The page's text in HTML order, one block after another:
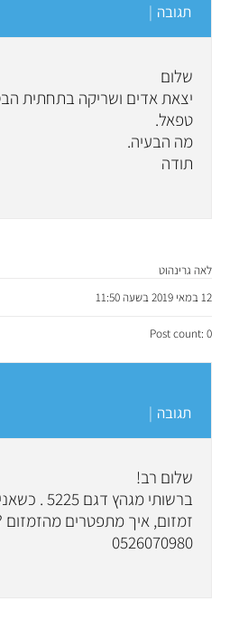
תגובה |
שלום
יצאת אדים ושריקה בתחתית
טפאל.
מה הבעיה.
תודה
לאה גרינהוט
12 במאי 2019 בשעה 11:50
Post count: 0
תגובה |
שלום רב!
ברשותי מגהץ
זמזום, איך מתפטרים מהזמזום
0526070980